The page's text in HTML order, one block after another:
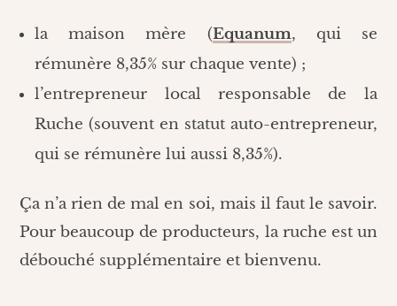
la maison mère (Equanum, qui se
rémunère 8,35% sur chaque vente) ;
l’entrepreneur local responsable de la
Ruche (souvent en statut auto-entrepreneur,
qui se rémunère lui aussi 8,35%).
Ça n’a rien de mal en soi, mais il faut le savoir.
Pour beaucoup de producteurs, la ruche est un
débouché supplémentaire et bienvenu.